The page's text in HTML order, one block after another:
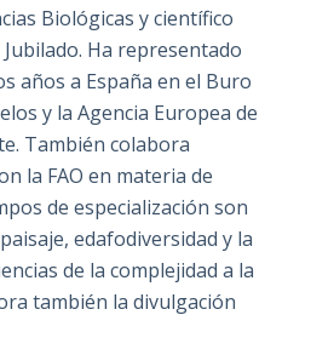
Biológicas y científico
Ha representado
años a España en el Buro
y la Agencia Europea de
También colabora
la FAO en materia de
de especialización son
edafodiversidad y la
de la complejidad a la
también la divulgación